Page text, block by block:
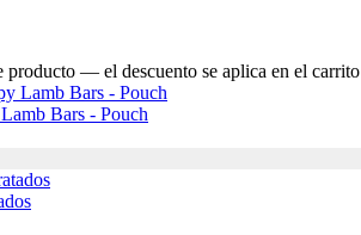
producto — el descuento se aplica en el carrito
Bars - Pouch